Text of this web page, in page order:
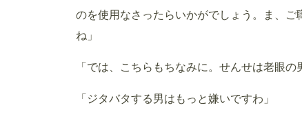
のを使用なさったらいかがでしょう。ま、
ね」
「では、こちらもちなみに。せんせは老眼の
「ジタバタする男はもっと嫌いですわ」